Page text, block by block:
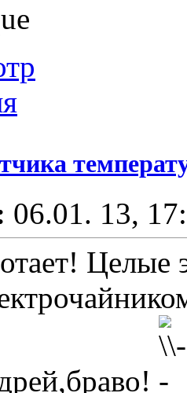
06.01. 13,
Целые